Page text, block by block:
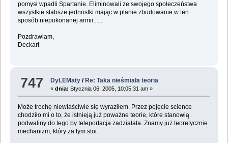
pomysł wpadli Spartanie. Eliminowali ze swojego społeczeństwa
wszystkie słabsze jednostki mając w planie zbudowanie w ten
sposób niepokonanej armii......
Pozdrawiam,
Deckart
747 DyLEMaty /Re: Taka nieśmiała teoria
«dnia: Stycznia 06, 2005, 10:05:31 am »
Może trochę niewłaściwie się wyraziłem. Przez pojęcie science
chodziło mi o to, że istnieją już poważne teorie, które stanowią
podwaliny do tego by teleportacja zadziałała. Znamy już teoretycznie
mechanizm, który za tym stoi.